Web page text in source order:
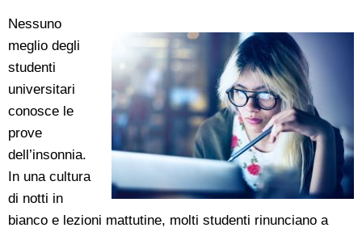
Nessuno
meglio degli
studenti
universitari
conosce le
prove
dell’insonnia.
In una cultura
di notti in
bianco e lezioni mattutine, molti studenti rinunciano a